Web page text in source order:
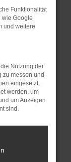
Stand
dazu
nicht mehr
versucht
Funktionalität
wie Google
und weitere
Nutzung der
zu messen und
eingesetzt,
werden, um
um Anzeigen
sind.